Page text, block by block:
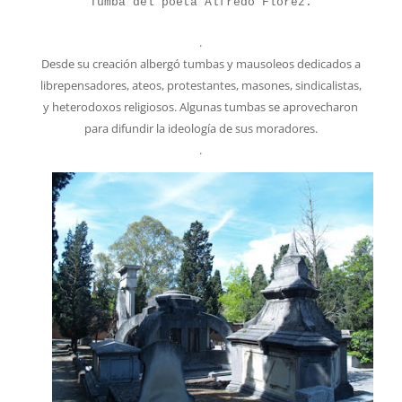
.
Desde su creación albergó tumbas y mausoleos dedicados a
librepensadores, ateos, protestantes, masones, sindicalistas,
y heterodoxos religiosos. Algunas tumbas se aprovecharon
para difundir la ideología de sus moradores.
.